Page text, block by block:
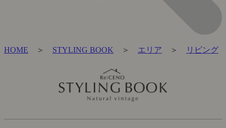
HOME ＞ STYLING BOOK ＞ エリア ＞ リビング